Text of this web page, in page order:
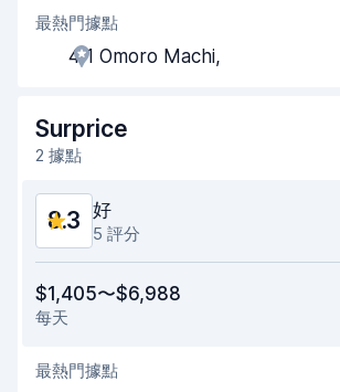
代理商效率
取車速度
還車速度
車況
最熱門據點
4 1 Omoro Machi,
Surprice
2 據點
8.3 好
5 評分
易於尋找
代理商效率
$1,405〜$6,988
每天
最熱門據點